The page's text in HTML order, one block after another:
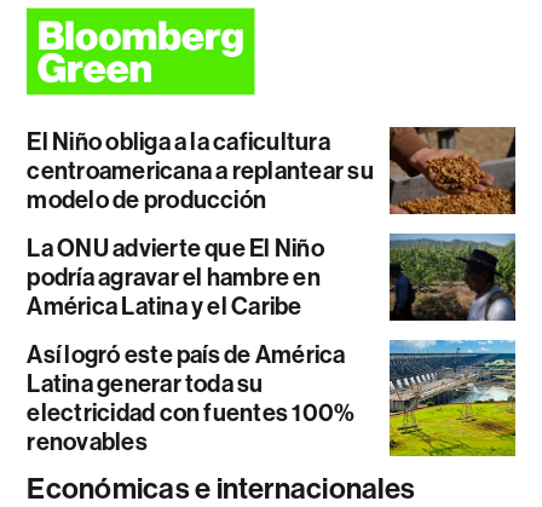
El Niño obliga a la caficultura
centroamericana a replantear su
modelo de producción
La ONU advierte que El Niño
podría agravar el hambre en
América Latina y el Caribe
Así logró este país de América
Latina generar toda su
electricidad con fuentes 100%
renovables
Económicas e internacionales